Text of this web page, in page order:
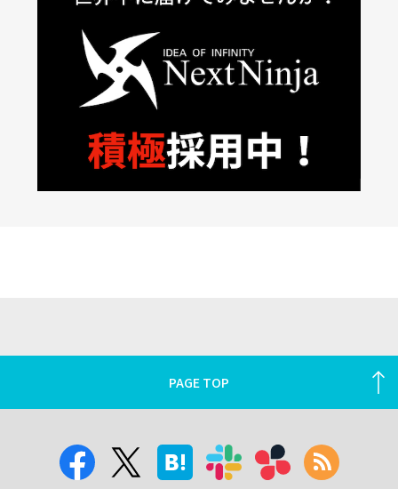
PAGE TOP